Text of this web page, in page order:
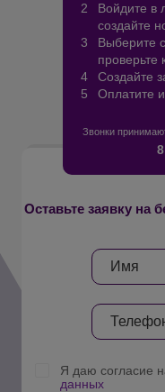
Войдите в
создайте
Выберите
проверьте
Создайте
Оплатите и
Звонки
Оставьте заявку на
Я даю согласие
данных